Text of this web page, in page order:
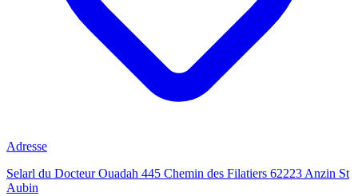
Adresse
Selarl du Docteur Ouadah 445 Chemin des Filatiers 62223 Anzin St
Aubin